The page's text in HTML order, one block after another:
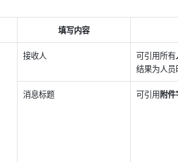
填写内容
接收人 可引用所有
结果为人员
消息标题 可引用 附